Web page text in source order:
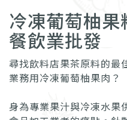
冷凍葡萄柚果
餐飲業批發
尋找飲料店果茶原料的最
業務用冷凍葡萄柚果肉？
身為專業果汁與冷凍水果